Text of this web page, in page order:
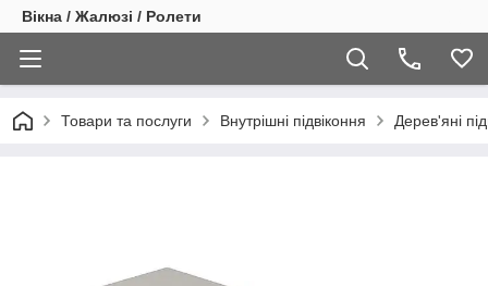
Вікна / Жалюзі / Ролети
Товари та послуги Внутрішні підвіконня Дерев'яні